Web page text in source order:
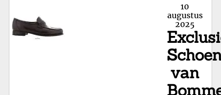
Posted
on
10
augustus
2025
van